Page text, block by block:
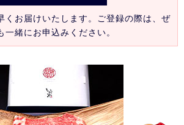
くお届けいたします。ご登録の際は、ぜ
一緒にお申込みください。